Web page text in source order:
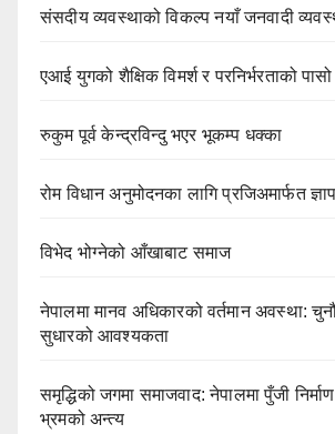
संसदीय व्यवस्थाको विकल्प नयाँ जनवादी
एआई युगको शैक्षिक विमर्श र परनिर्भरताको पासो
रुकुम पूर्व केन्द्रविन्दु भएर भूकम्प धक्का
रोम विधान अनुमोदनका लागि प्रजिअमार्फत
विभेद भोग्नेको आँखाबाट समाज
नेपालमा मानव अधिकारको वर्तमान अवस्था:
सुधारको आवश्यकता
समृद्धिको जगमा समाजवाद: नेपालमा पुँजी
भ्रमको अन्त्य